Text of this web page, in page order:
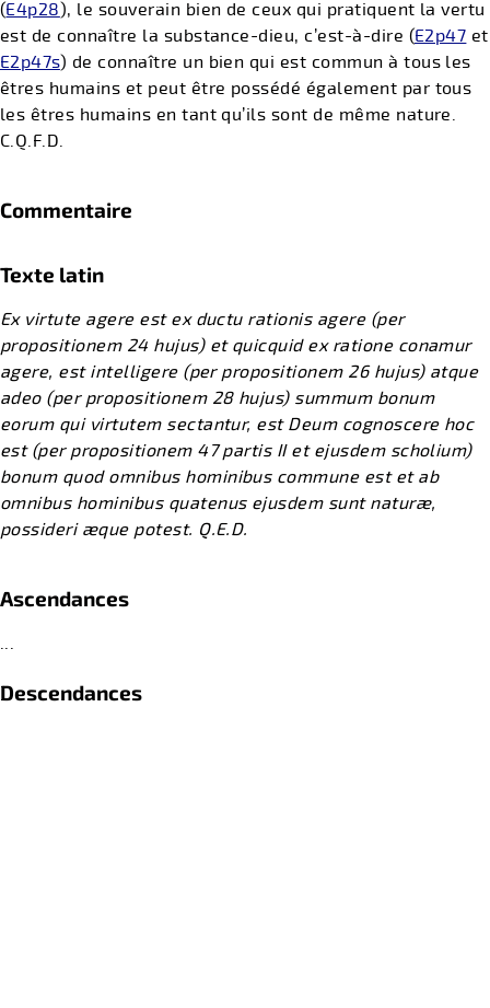
(E4p28 ), le souverain bien de ceux qui pratiquent la vertu
est de connaître la substance-dieu, c’est-à-dire (E2p47 et
E2p47s) de connaître un bien qui est commun à tous les
êtres humains et peut être possédé également par tous
les êtres humains en tant qu’ils sont de même nature.
C.Q.F.D.
Commentaire
Texte latin
Ex virtute agere est ex ductu rationis agere (per
propositionem 24 hujus) et quicquid ex ratione conamur
agere, est intelligere (per propositionem 26 hujus) atque
adeo (per propositionem 28 hujus) summum bonum
eorum qui virtutem sectantur, est Deum cognoscere hoc
est (per propositionem 47 partis II et ejusdem scholium)
bonum quod omnibus hominibus commune est et ab
omnibus hominibus quatenus ejusdem sunt naturæ,
possideri æque potest. Q.E.D.
Ascendances
Descendances